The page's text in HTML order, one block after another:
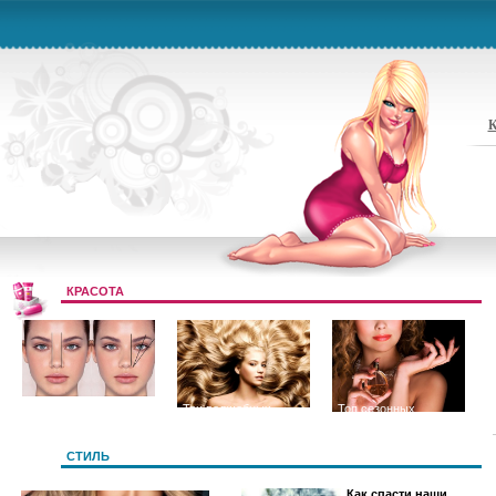
КРАСОТА
Три волшебных
Топ сезонных
СТИЛЬ